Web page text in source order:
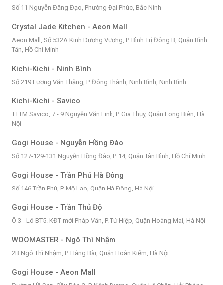
Số 11 Nguyễn Đăng Đạo, Phường Đại Phúc, Bắc Ninh
Crystal Jade Kitchen - Aeon Mall
Aeon Mall, Số 532A Kinh Dương Vương, P. Bình Trị Đông B, Quận Bình
Tân, Hồ Chí Minh
Kichi-Kichi - Ninh Bình
Số 219 Lương Văn Thăng, P. Đông Thành, Ninh Bình, Ninh Bình
Kichi-Kichi - Savico
TTTM Savico, 7 - 9 Nguyễn Văn Linh, P. Gia Thụy, Quận Long Biên, Hà
Nội
Gogi House - Nguyễn Hồng Đào
Số 127-129-131 Nguyễn Hồng Đào, P. 14, Quận Tân Bình, Hồ Chí Minh
Gogi House - Trần Phú Hà Đông
Số 146 Trần Phú, P. Mộ Lao, Quận Hà Đông, Hà Nội
Gogi House - Trần Thủ Độ
Ô 3 - Lô BT5. KĐT mới Pháp Vân, P. Tứ Hiệp, Quận Hoàng Mai, Hà Nội
WOOMASTER - Ngô Thì Nhậm
2B Ngô Thì Nhậm, P. Hàng Bài, Quận Hoàn Kiếm, Hà Nội
Gogi House - Aeon Mall